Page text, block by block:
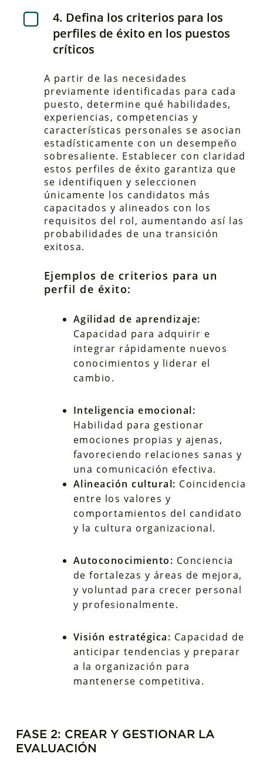
4. Defina los criterios para los
perfiles de éxito en los puestos
críticos
A partir de las necesidades
previamente identificadas para cada
puesto, determine qué habilidades,
experiencias, competencias y
características personales se asocian
estadísticamente con un desempeño
sobresaliente. Establecer con claridad
estos perfiles de éxito garantiza que
se identifiquen y seleccionen
únicamente los candidatos más
capacitados y alineados con los
requisitos del rol, aumentando así las
probabilidades de una transición
exitosa.
Ejemplos de criterios para un
perfil de éxito:
Agilidad de aprendizaje:
Capacidad para adquirir e
integrar rápidamente nuevos
conocimientos y liderar el
cambio.
Inteligencia emocional:
Habilidad para gestionar
emociones propias y ajenas,
favoreciendo relaciones sanas y
una comunicación efectiva.
Alineación cultural: Coincidencia
entre los valores y
comportamientos del candidato
y la cultura organizacional.
Autoconocimiento: Conciencia
de fortalezas y áreas de mejora,
y voluntad para crecer personal
y profesionalmente.
Visión estratégica: Capacidad de
anticipar tendencias y preparar
a la organización para
mantenerse competitiva.
FASE 2: CREAR Y GESTIONAR LA
EVALUACIÓN